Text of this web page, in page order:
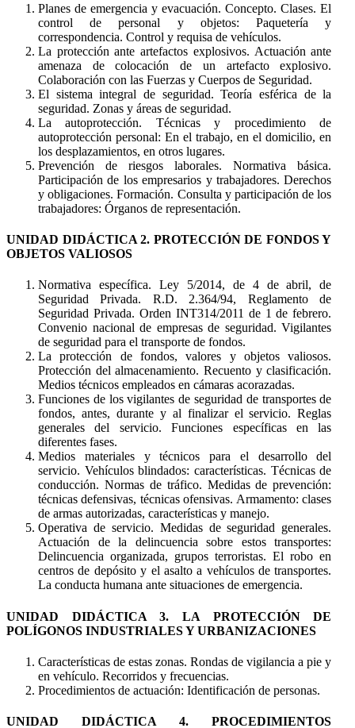
Planes de emergencia y evacuación. Concepto. Clases. El
control de personal y objetos: Paquetería y
correspondencia. Control y requisa de vehículos.
La protección ante artefactos explosivos. Actuación ante
amenaza de colocación de un artefacto explosivo.
Colaboración con las Fuerzas y Cuerpos de Seguridad.
El sistema integral de seguridad. Teoría esférica de la
seguridad. Zonas y áreas de seguridad.
La autoprotección. Técnicas y procedimiento de
autoprotección personal: En el trabajo, en el domicilio, en
los desplazamientos, en otros lugares.
Prevención de riesgos laborales. Normativa básica.
Participación de los empresarios y trabajadores. Derechos
y obligaciones. Formación. Consulta y participación de los
trabajadores: Órganos de representación.
UNIDAD DIDÁCTICA 2. PROTECCIÓN DE FONDOS Y
OBJETOS VALIOSOS
Normativa específica. Ley 5/2014, de 4 de abril, de
Seguridad Privada. R.D. 2.364/94, Reglamento de
Seguridad Privada. Orden INT314/2011 de 1 de febrero.
Convenio nacional de empresas de seguridad. Vigilantes
de seguridad para el transporte de fondos.
La protección de fondos, valores y objetos valiosos.
Protección del almacenamiento. Recuento y clasificación.
Medios técnicos empleados en cámaras acorazadas.
Funciones de los vigilantes de seguridad de transportes de
fondos, antes, durante y al finalizar el servicio. Reglas
generales del servicio. Funciones específicas en las
diferentes fases.
Medios materiales y técnicos para el desarrollo del
servicio. Vehículos blindados: características. Técnicas de
conducción. Normas de tráfico. Medidas de prevención:
técnicas defensivas, técnicas ofensivas. Armamento: clases
de armas autorizadas, características y manejo.
Operativa de servicio. Medidas de seguridad generales.
Actuación de la delincuencia sobre estos transportes:
Delincuencia organizada, grupos terroristas. El robo en
centros de depósito y el asalto a vehículos de transportes.
La conducta humana ante situaciones de emergencia.
UNIDAD DIDÁCTICA 3. LA PROTECCIÓN DE
POLÍGONOS INDUSTRIALES Y URBANIZACIONES
Características de estas zonas. Rondas de vigilancia a pie y
en vehículo. Recorridos y frecuencias.
Procedimientos de actuación: Identificación de personas.
UNIDAD DIDÁCTICA 4. PROCEDIMIENTOS